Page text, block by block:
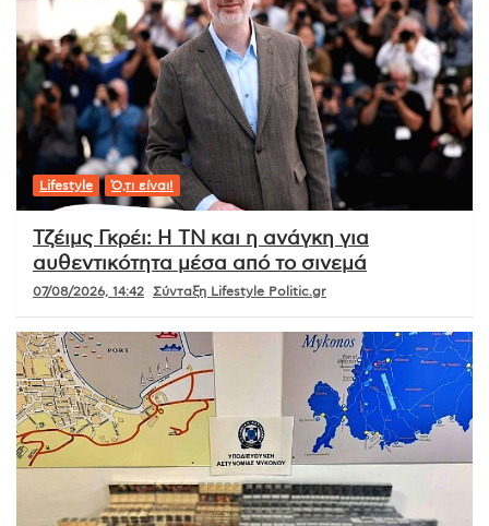
Lifestyle Ό,τι είναι!
Τζέιμς Γκρέι: Η ΤΝ και η ανάγκη για
αυθεντικότητα μέσα από το σινεμά
07/08/2026, 14:42 Σύνταξη Lifestyle Politic.gr